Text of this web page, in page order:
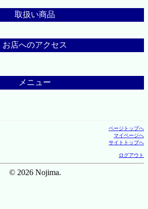
取扱い商品
お店へのアクセス
メニュー
ページトップへ
マイページへ
サイトトップへ
ログアウト
© 2026 Nojima.